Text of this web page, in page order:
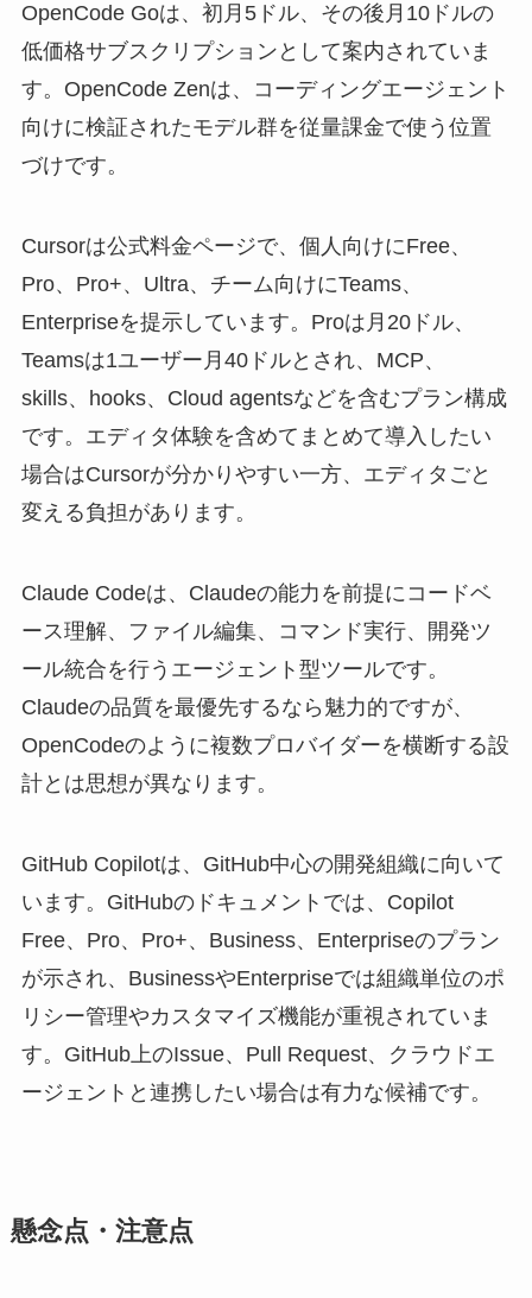
OpenCode Goは、初月5ドル、その後月10ドルの
低価格サブスクリプションとして案内されていま
す。OpenCode Zenは、コーディングエージェント
向けに検証されたモデル群を従量課金で使う位置
づけです。
Cursorは公式料金ページで、個人向けにFree、
Pro、Pro+、Ultra、チーム向けにTeams、
Enterpriseを提示しています。Proは月20ドル、
Teamsは1ユーザー月40ドルとされ、MCP、
skills、hooks、Cloud agentsなどを含むプラン構成
です。エディタ体験を含めてまとめて導入したい
場合はCursorが分かりやすい一方、エディタごと
変える負担があります。
Claude Codeは、Claudeの能力を前提にコードベ
ース理解、ファイル編集、コマンド実行、開発ツ
ール統合を行うエージェント型ツールです。
Claudeの品質を最優先するなら魅力的ですが、
OpenCodeのように複数プロバイダーを横断する設
計とは思想が異なります。
GitHub Copilotは、GitHub中心の開発組織に向いて
います。GitHubのドキュメントでは、Copilot
Free、Pro、Pro+、Business、Enterpriseのプラン
が示され、BusinessやEnterpriseでは組織単位のポ
リシー管理やカスタマイズ機能が重視されていま
す。GitHub上のIssue、Pull Request、クラウドエ
ージェントと連携したい場合は有力な候補です。
懸念点・注意点